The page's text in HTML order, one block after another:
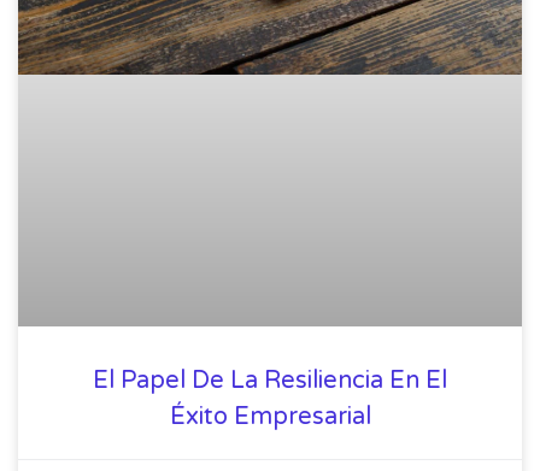
El Papel De La Resiliencia En El
Éxito Empresarial